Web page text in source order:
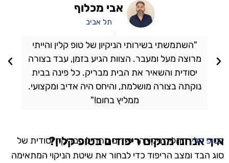
"השתמשתי בשירותי הניקיון של טופ קלין והייתי
מרוצה מעל ומעבר. הצוות הגיע בזמן, עבד בצורה
יסודית והשאיר את הבית מבריק. כל פינה בבית
נוקתה בצורה מושלמת, והיחס היה אדיב ומקצועי.
ממליץ בחום!"
אבי מכלוף
תל אביב
איך אנחנו מנקים ריפודים בטופ קלין?
בטופ קליןתהליך ניקוי הריפודים מתחיל בבדיקה יסודית של
סוג הבד ומצב הריפוד כדי לבחור את שיטת הניקוי המתאימה